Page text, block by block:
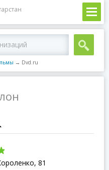
→ Dvd.ru
81